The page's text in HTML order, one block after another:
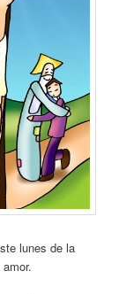
lunes de la